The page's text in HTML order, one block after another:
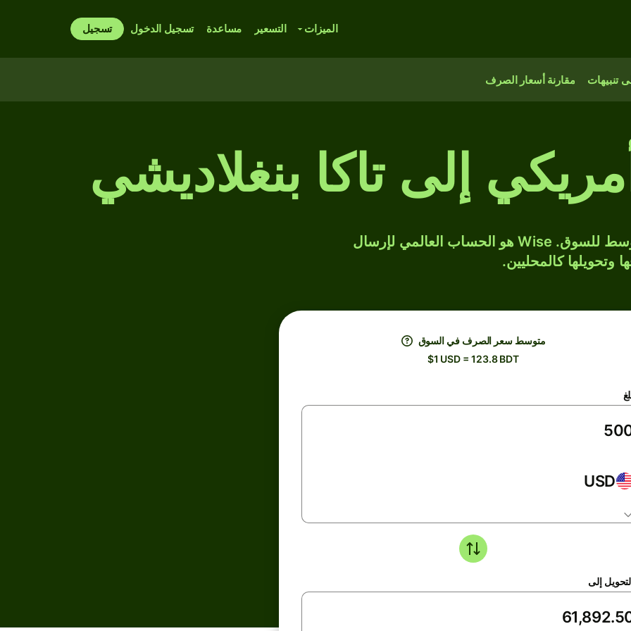
الميزات التسعير مساعدة تسجيل الدخول تسجيل
تنبيهات مقارنة أسعار الصرف
حوّل USD إلى BDT بسعر الصرف المتوسط للسوق. Wise هو الحساب العالمي لإرسال
وتحويلها كالمحليين.
متوسط ​​سعر الصرف في السوق
$1 USD = 123.8 BDT
USD
إلى